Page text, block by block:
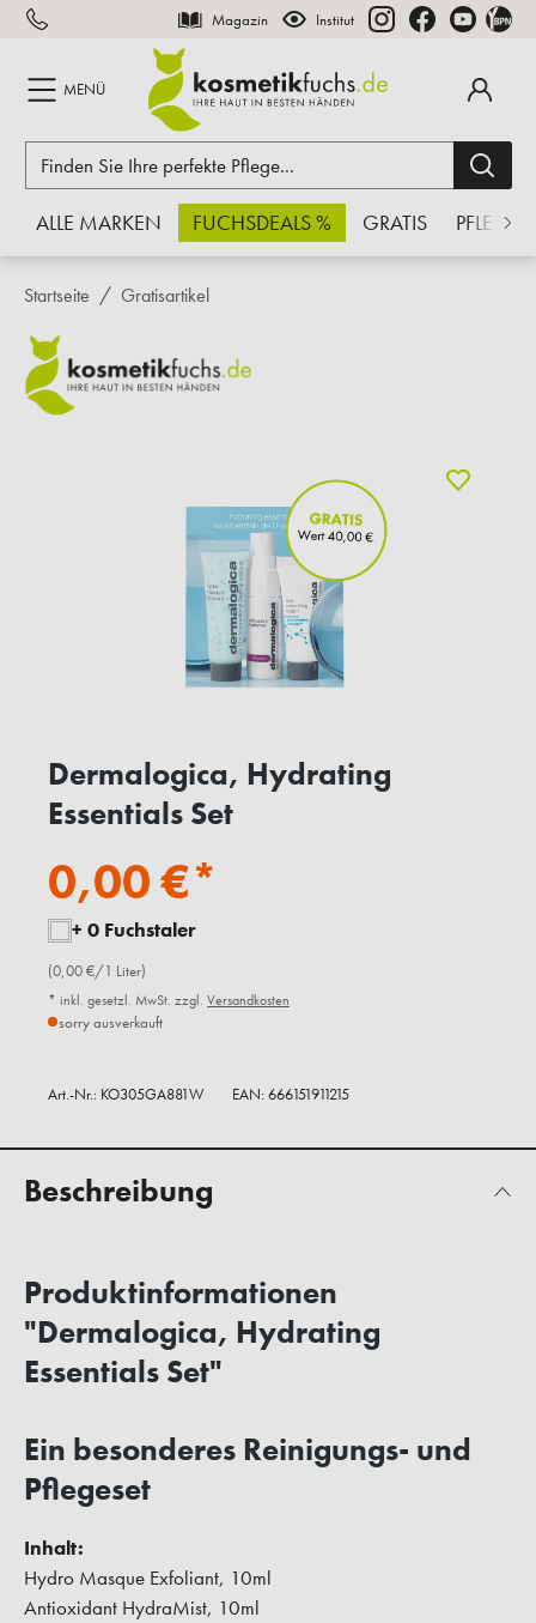
springen Magazin Institut
MENÜ
ALLE MARKEN FUCHSDEALS % GRATIS PFLEGE
Startseite Gratisartikel
Dermalogica, Hydrating
Essentials Set
0,00 €*
+ 0 Fuchstaler
(0,00 €/1 Liter)
* inkl. gesetzl. MwSt. zzgl. Versandkosten
sorry ausverkauft
Art.-Nr.: KO305GA881W EAN: 666151911215
Beschreibung
Produktinformationen
"Dermalogica, Hydrating
Essentials Set"
Ein besonderes Reinigungs- und
Pflegeset
Inhalt:
Hydro Masque Exfoliant, 10ml
Antioxidant HydraMist, 10ml